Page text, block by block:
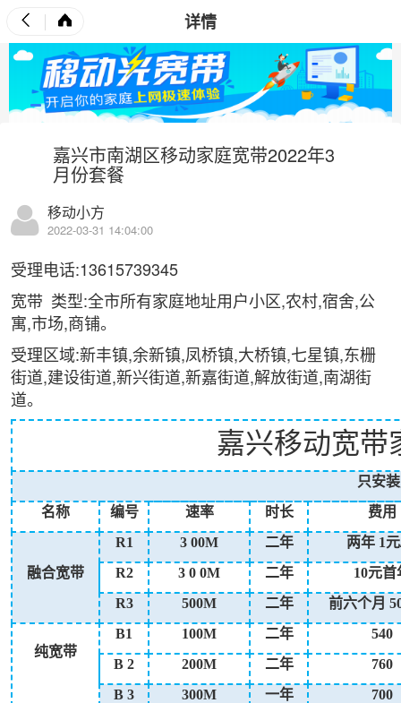
详情
嘉兴市南湖区移动家庭宽带2022年3
月份套餐
移动小方
2022-03-31 14:04:00
受理电话:13615739345
宽带 类型:全市所有家庭地址用户小区,农村,宿舍,公
寓,市场,商铺。
受理区域:新丰镇,余新镇,凤桥镇,大桥镇,七星镇,东栅
街道,建设街道,新兴街道,新嘉街道,解放街道,南湖街
道。
嘉兴移动宽带
只安
名称
编号 速率 时长 费用
融合宽带
R1 3 00M 二年 两年 1
R2
3 0 0M 二年
10元首
R3
500M 二年 前六个月
纯宽带
B1 100M 二年
540
B 2 200M 二年
760
B 3 300M 一年
700